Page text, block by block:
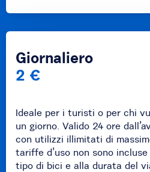
Giornaliero
2 €
Ideale per i turisti o per chi
un giorno. Valido 24 ore
con utilizzi illimitati di
tariffe d’uso non sono
tipo di bici e alla durata del